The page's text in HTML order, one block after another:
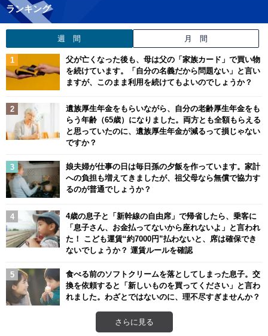
ランキング
週 間 月 間
父が亡くなった後も、母は父の「家族カード」で買い物
を続けています。「自分の名義だから問題ない」と言い
ますが、このまま利用を続けてもよいのでしょうか？
遺族厚生年金をもらいながら、自分の老齢厚生年金をも
らう年齢（65歳）になりました。両方とも全額もらえる
と思っていたのに、遺族厚生年金が減るって損じゃない
ですか？
娘夫婦が仕事の日は毎日孫の夕飯を作っています。家計
への負担も増えてきましたが、祖父母なら無償で協力す
るのが普通でしょうか？
4歳の息子と「新幹線の自由席」で帰省したら、乗客に
「息子さん、お金払ってないから座れないよ」と言われ
た！ こども運賃“約7000円”払わないと、席は確保でき
ないでしょうか？ 運賃ルールを確認
食べる前のソフトクリームを落としてしまった息子。交
換を依頼すると「新しいものを買ってください」と言わ
れました。わざとではないのに、理不尽すぎませんか？
さらに見る